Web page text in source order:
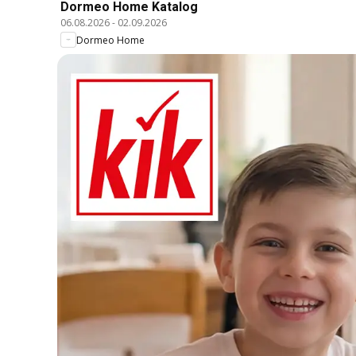
Dormeo Home Katalog
06.08.2026- 02.09.2026
Dormeo Home